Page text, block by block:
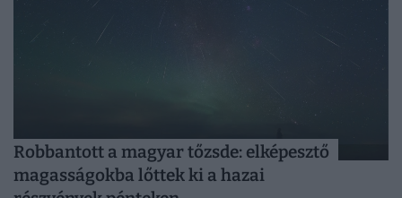
Robbantott a magyar tőzsde: elképesztő
magasságokba lőttek ki a hazai